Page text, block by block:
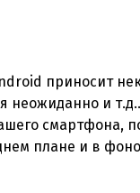
приносит
неожиданно и т.д..
смартфона,
плане и в